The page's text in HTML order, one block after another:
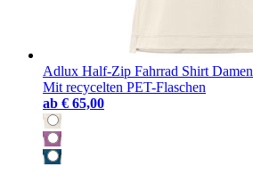
Adlux Half-Zip Fahrrad Shirt Damen
Mit recycelten PET-Flaschen
ab € 65,00